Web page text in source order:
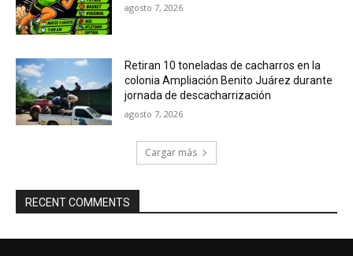
agosto 7, 2026
Retiran 10 toneladas de cacharros en la
colonia Ampliación Benito Juárez durante
jornada de descacharrización
agosto 7, 2026
Cargar más
RECENT COMMENTS